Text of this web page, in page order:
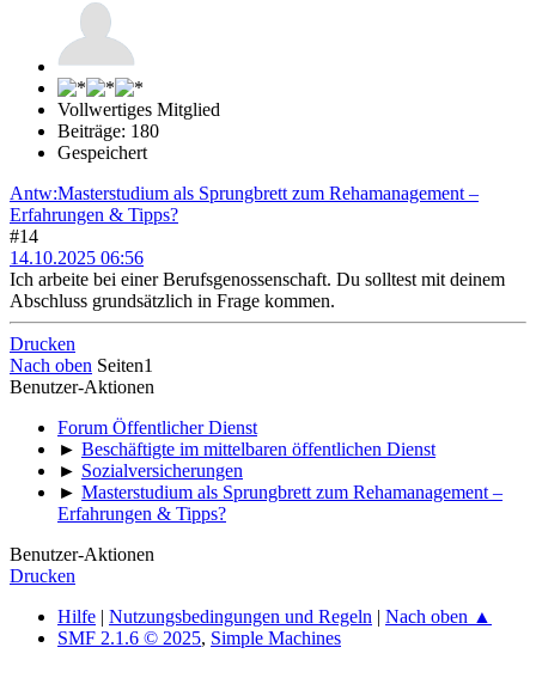
Vollwertiges Mitglied
Beiträge: 180
Gespeichert
Antw:Masterstudium als Sprungbrett zum Rehamanagement –
Erfahrungen & Tipps?
#14
14.10.2025 06:56
Ich arbeite bei einer Berufsgenossenschaft. Du solltest mit deinem
Abschluss grundsätzlich in Frage kommen.
Drucken
Nach oben Seiten1
Benutzer-Aktionen
Forum Öffentlicher Dienst
► Beschäftigte im mittelbaren öffentlichen Dienst
► Sozialversicherungen
► Masterstudium als Sprungbrett zum Rehamanagement –
Erfahrungen & Tipps?
Benutzer-Aktionen
Drucken
Hilfe | Nutzungsbedingungen und Regeln | Nach oben ▲
SMF 2.1.6 © 2025, Simple Machines